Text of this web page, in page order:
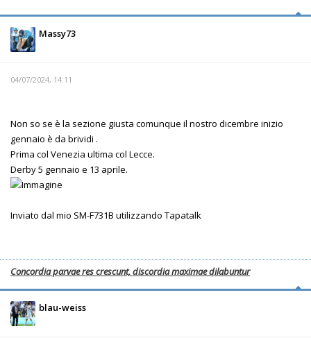
Massy73
04/07/2024, 14:11
Non so se è la sezione giusta comunque il nostro dicembre inizio
gennaio è da brividi .
Prima col Venezia ultima col Lecce.
Derby 5 gennaio e 13 aprile.
Inviato dal mio SM-F731B utilizzando Tapatalk
Concordia parvae res crescunt, discordia maximae dilabuntur
blau-weiss